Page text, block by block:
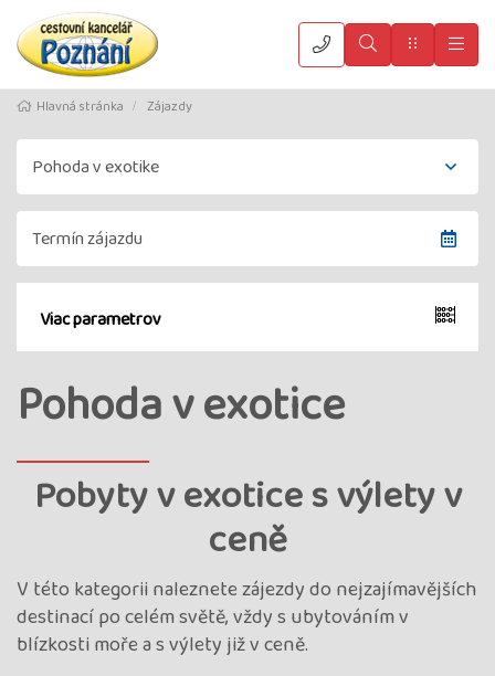
VyhledatMenu
Hlavná stránka Zájazdy
Viac parametrov
Pohoda v exotice
Pobyty v exotice s výlety v
ceně
V této kategorii naleznete zájezdy do nejzajímavějších
destinací po celém světě, vždy s ubytováním v
blízkosti moře a s výlety již v ceně.